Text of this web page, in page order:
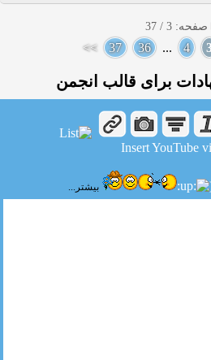
صفحه: 3 / 37
4
...
36
37
>>
برای قالب انجمن
بیشتر...